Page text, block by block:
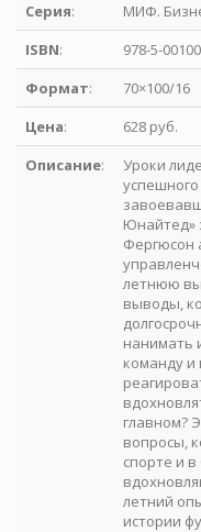
Серия:
МИФ.
ISBN:
978-5-
Формат:
70×100/16
Цена:
628 руб.
Описание:
Уроки
Юнайтед»
Фергюсон
летнюю
выводы,
нанимать
команду и
главном?
вопросы,
спорте и
летний
истории